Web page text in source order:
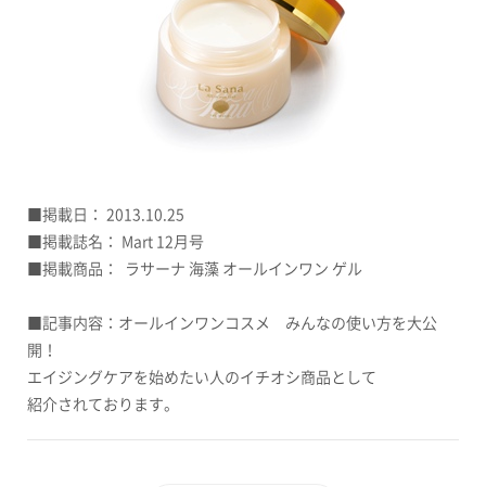
■掲載日： 2013.10.25
■掲載誌名： Mart 12月号
■掲載商品： ラサーナ 海藻 オールインワン ゲル
■記事内容：オールインワンコスメ みんなの使い方を大公
開！
エイジングケアを始めたい人のイチオシ商品として
紹介されております。